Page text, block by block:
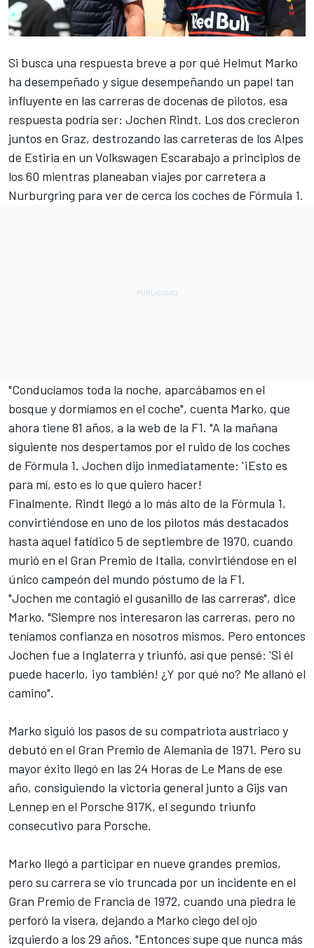
Si busca una respuesta breve a por qué Helmut Marko
ha desempeñado y sigue desempeñando un papel tan
influyente en las carreras de docenas de pilotos, esa
respuesta podría ser: Jochen Rindt. Los dos crecieron
juntos en Graz, destrozando las carreteras de los Alpes
de Estiria en un Volkswagen Escarabajo a principios de
los 60 mientras planeaban viajes por carretera a
Nurburgring para ver de cerca los coches de Fórmula 1.
"Conducíamos toda la noche, aparcábamos en el
bosque y dormíamos en el coche", cuenta Marko, que
ahora tiene 81 años, a la web de la F1. "A la mañana
siguiente nos despertamos por el ruido de los coches
de Fórmula 1. Jochen dijo inmediatamente: '¡Esto es
para mí, esto es lo que quiero hacer!
Finalmente, Rindt llegó a lo más alto de la Fórmula 1,
convirtiéndose en uno de los pilotos más destacados
hasta aquel fatídico 5 de septiembre de 1970, cuando
murió en el Gran Premio de Italia, convirtiéndose en el
único campeón del mundo póstumo de la F1.
"Jochen me contagió el gusanillo de las carreras", dice
Marko. "Siempre nos interesaron las carreras, pero no
teníamos confianza en nosotros mismos. Pero entonces
Jochen fue a Inglaterra y triunfó, así que pensé: 'Si él
puede hacerlo, ¡yo también! ¿Y por qué no? Me allanó el
camino".
Marko siguió los pasos de su compatriota austriaco y
debutó en el Gran Premio de Alemania de 1971. Pero su
mayor éxito llegó en las 24 Horas de Le Mans de ese
año, consiguiendo la victoria general junto a Gijs van
Lennep en el Porsche 917K, el segundo triunfo
consecutivo para Porsche.
Marko llegó a participar en nueve grandes premios,
pero su carrera se vio truncada por un incidente en el
Gran Premio de Francia de 1972, cuando una piedra le
perforó la visera, dejando a Marko ciego del ojo
izquierdo a los 29 años. "Entonces supe que nunca más